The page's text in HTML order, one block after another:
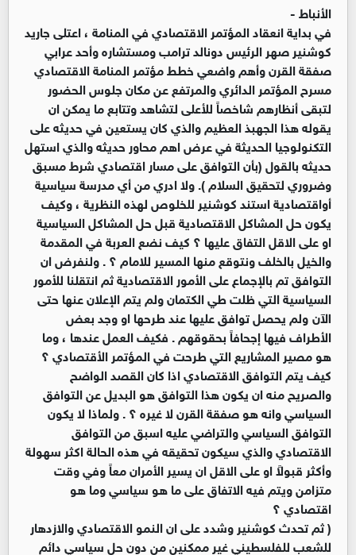
الأنباط -
في بداية انعقاد المؤتمر الاقتصادي في المنامة ، اعتلى جاريد
كوشنير صهر الرئيس دونالد ترامب ومستشاره وأحد عرابي
صفقة القرن وأهم واضعي خطط مؤتمر المنامة الاقتصادي
مسرح المؤتمر الدائري والمرتفع عن مكان جلوس الحضور
لتبقى أنظارهم شاخصاً للأعلى لتشاهد وتتابع ما يمكن ان
يقوله هذا الجهبذ العظيم والذي كان يستعين في حديثه على
التكنولوجيا الحديثة في عرض اهم محاور حديثه والذي استهل
حديثه بالقول (بأن التوافق على مسار اقتصادي شرط مسبق
وضروري لتحقيق السلام ). ولا ادري من أي مدرسة سياسية
أواقتصادية استند كوشنير للخلوص لهذه النظرية ، وكيف
يكون حل المشاكل الاقتصادية قبل حل المشاكل السياسية
او على الاقل التفاق عليها ؟ كيف نضع العربة في المقدمة
والخيل بالخلف ونتوقع منها المسير للامام ؟ . ولنفرض ان
التوافق تم بالإجماع على الأمور الاقتصادية ثم انتقلنا للأمور
السياسية التي ظلت طي الكتمان ولم يتم الإعلان عنها حتى
الآن ولم يحصل توافق عليها عند طرحها او وجد بعض
الأطراف فيها إجحافاً بحقوقهم . فكيف العمل عندها ، وما
هو مصير المشاريع التي طرحت في المؤتمر الأقتصادي ؟
كيف يتم التوافق الاقتصادي اذا كان القصد الواضح
والصريح منه ان يكون هذا التوافق هو البديل عن التوافق
السياسي وانه هو صفقة القرن لا غيره ؟ . ولماذا لا يكون
التوافق السياسي والتراضي عليه اسبق من التوافق
الاقتصادي والذي سيكون تحقيقه في هذه الحالة اكثر سهولة
وأكثر قبولاً او على الاقل ان يسير الأمران معاً وفي وقت
متزامن ويتم فيه الاتفاق على ما هو سياسي وما هو
اقتصادي ؟
( ثم تحدث كوشنير وشدد على ان النمو الاقتصادي والازدهار
للشعب للفلسطيني غير ممكنين من دون حل سياسي دائم